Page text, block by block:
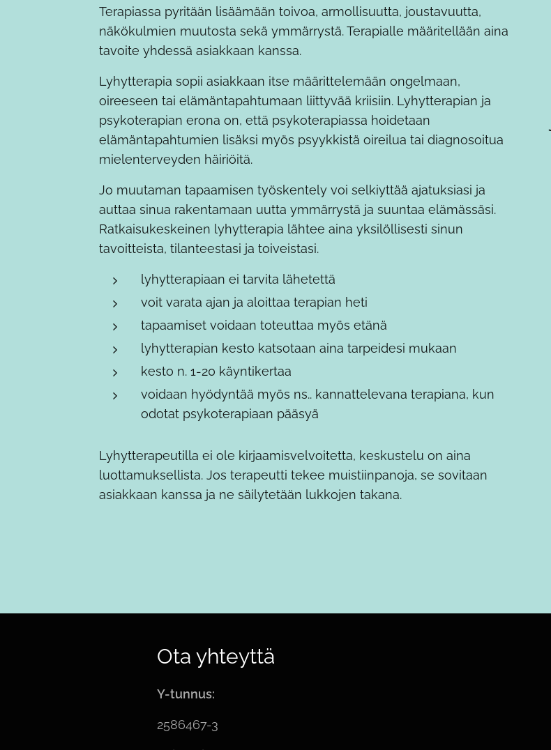
Terapiassa pyritään lisäämään toivoa, armollisuutta, joustavuutta,
näkökulmien muutosta sekä ymmärrystä. Terapialle määritellään aina
tavoite yhdessä asiakkaan kanssa.
Lyhytterapia sopii asiakkaan itse määrittelemään ongelmaan,
oireeseen tai elämäntapahtumaan liittyvää kriisiin. Lyhytterapian ja
psykoterapian erona on, että psykoterapiassa hoidetaan
elämäntapahtumien lisäksi myös psyykkistä oireilua tai diagnosoitua
mielenterveyden häiriöitä.
Jo muutaman tapaamisen työskentely voi selkiyttää ajatuksiasi ja
auttaa sinua rakentamaan uutta ymmärrystä ja suuntaa elämässäsi.
Ratkaisukeskeinen lyhytterapia lähtee aina yksilöllisesti sinun
tavoitteista, tilanteestasi ja toiveistasi.
lyhytterapiaan ei tarvita lähetettä
voit varata ajan ja aloittaa terapian heti
tapaamiset voidaan toteuttaa myös etänä
lyhytterapian kesto katsotaan aina tarpeidesi mukaan
kesto n. 1-20 käyntikertaa
voidaan hyödyntää myös ns.. kannattelevana terapiana, kun
odotat psykoterapiaan pääsyä
Lyhytterapeutilla ei ole kirjaamisvelvoitetta, keskustelu on aina
luottamuksellista. Jos terapeutti tekee muistiinpanoja, se sovitaan
asiakkaan kanssa ja ne säilytetään lukkojen takana.
Ota yhteyttä
Y-tunnus:
2586467-3